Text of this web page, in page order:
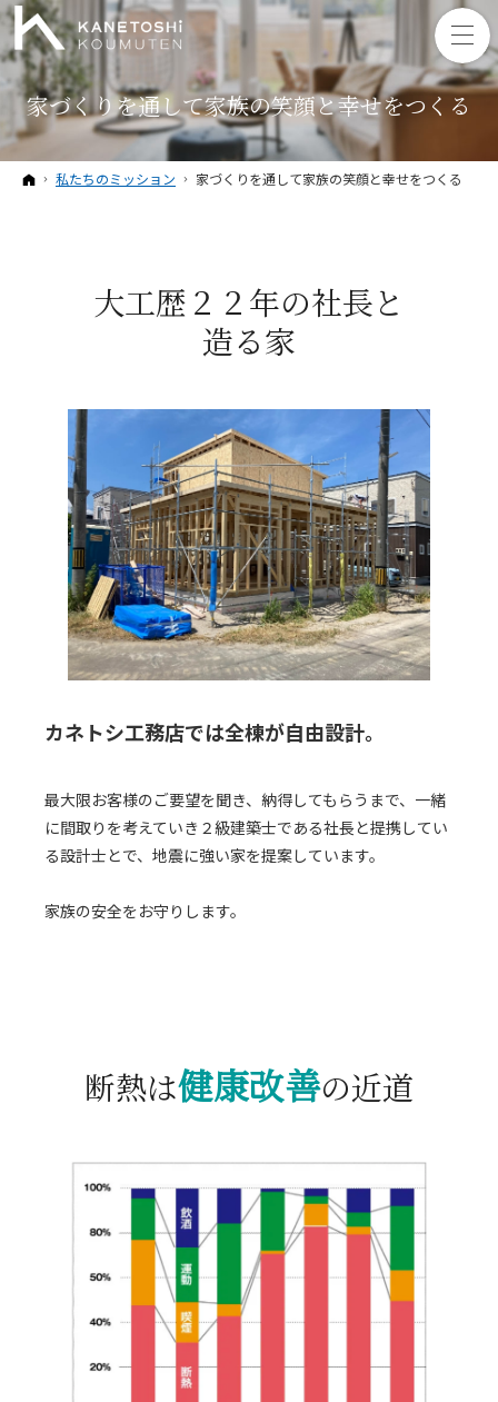
家づくりを通して家族の笑顔と幸せをつくる
ホーム
私たちのミッション 家づくりを通して家族の笑顔と幸せをつくる
大工歴２２年の社長と
造る家
カネトシ工務店では全棟が自由設計。
最大限お客様のご要望を聞き、納得してもらうまで、一緒
に間取りを考えていき２級建築士である社長と提携してい
る設計士とで、地震に強い家を提案しています。
家族の安全をお守りします。
断熱は健康改善の近道